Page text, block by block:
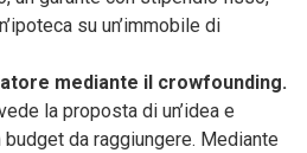
su un’immobile di
mediante il crowfounding.
la proposta di un’idea e
budget da raggiungere. Mediante